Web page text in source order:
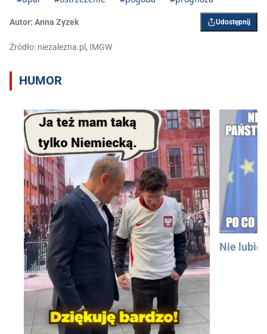
Autor: Anna Zyzek Udostępnij
Źródło: niezalezna.pl, IMGW
HUMOR
Nie lubię